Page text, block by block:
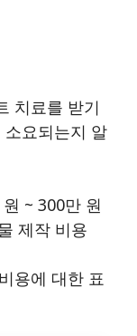
치료를 받기
요되는지 알
~ 300만 원
제작 비용
용에 대한 표